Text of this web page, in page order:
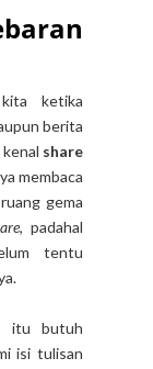
ketika
berita
share
membaca
gema
, padahal
tentu
itu butuh
isi tulisan